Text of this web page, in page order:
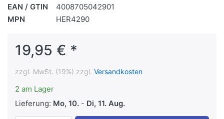
EAN / GTIN
4008705042901
MPN
HER4290
19,95 € *
zzgl. MwSt. (19%) zzgl. Versandkosten
2 am Lager
Lieferung: Mo, 10. - Di, 11. Aug.